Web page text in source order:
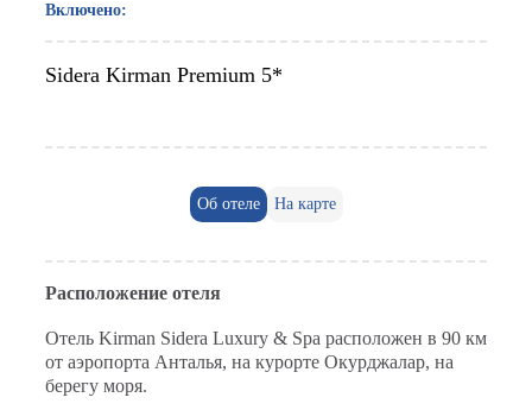
Включено:
Sidera Kirman Premium 5*
Об отеле На карте
Расположение отеля
Отель Kirman Sidera Luxury & Spa расположен в 90 км
от аэропорта Анталья, на курорте Окурджалар, на
берегу моря.